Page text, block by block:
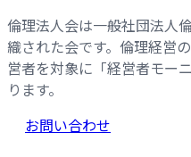
コ
ン
テ
ン
ナ
ビ
ゲ
ー
倫理法人会は一般社団法人
織された会です。倫理経営
営者を対象に「経営者モー
ります。
お問い合わせ